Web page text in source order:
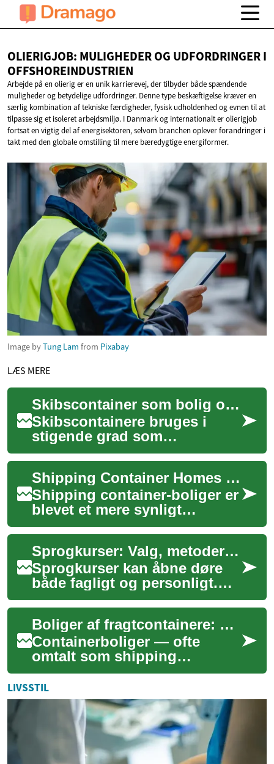
OLIERIGJOB: MULIGHEDER OG UDFORDRINGERI
OFFSHOREINDUSTRIEN
Arbejde på en olierig er en unik karrierevej, der tilbyder både spændende
muligheder og betydelige udfordringer. Denne type beskæftigelse kræver en
særlig kombination af tekniske færdigheder, fysisk udholdenhed og evnen til at
tilpasse sig et isoleret arbejdsmiljø. I Danmark og internationalt er olierigjob
fortsat en vigtig del af energisektoren, selvom branchen oplever forandringer i
takt med den globale omstilling til mere bæredygtige energiformer.
Image byTung Lam from Pixabay
LÆS MERE
Skibscontainer som bolig og bygning: muligheder og udfordringer
Skibscontainere bruges i
stigende grad som
byggemateriale i både
midlertidige og permanente
konstruktioner. De tilbyd... Shipping Container Homes som bolig: muligheder og udfordringer
Shipping container-boliger er
blevet et mere synligt
alternativ til traditionelle
byggeformer, både til
helårsbeboels...
Sprogkurser: Valg, metoder og digitale muligheder
Sprogkurser kan åbne døre
både fagligt og personligt.
Denne artikel giver et overblik
over, hvordan man vælger og
gen...
Boliger af fragtcontainere: design, byggeri og udfordringer
Containerboliger — ofte
omtalt som shipping
container homes — er blevet
et mere synligt alternativ til
traditionelt b...
LIVSSTIL